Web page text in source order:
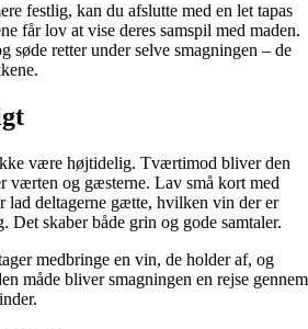
festlig, kan du afslutte med en let tapas
får lov at vise deres samspil med maden.
søde retter under selve smagningen – de
være højtidelig. Tværtimod bliver den
værten og gæsterne. Lav små kort med
lad deltagerne gætte, hvilken vin der er
Det skaber både grin og gode samtaler.
medbringe en vin, de holder af, og
måde bliver smagningen en rejse gennem